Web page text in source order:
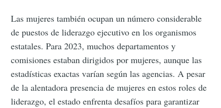
Las mujeres también ocupan un número considerable
de puestos de liderazgo ejecutivo en los organismos
estatales. Para 2023, muchos departamentos y
comisiones estaban dirigidos por mujeres, aunque las
estadísticas exactas varían según las agencias. A pesar
de la alentadora presencia de mujeres en estos roles de
liderazgo, el estado enfrenta desafíos para garantizar